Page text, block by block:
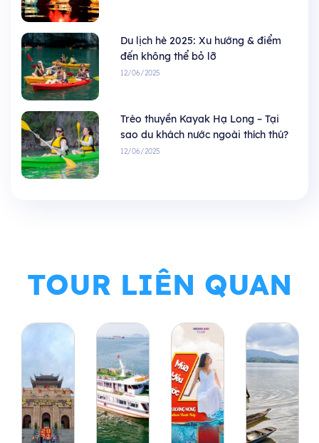
Du lịch hè 2025: Xu hướng & điểm
đến không thể bỏ lỡ
12/06/2025
Trèo thuyền Kayak Hạ Long – Tại
sao du khách nước ngoài thích thú?
12/06/2025
TOUR LIÊN QUAN